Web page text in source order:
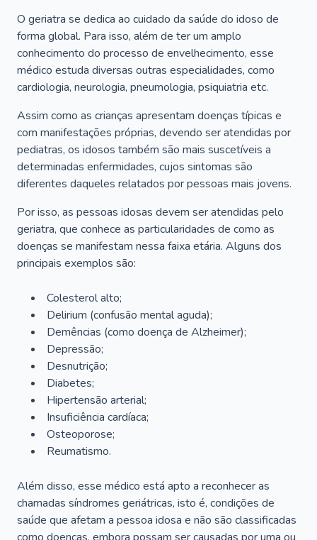
O geriatra se dedica ao cuidado da saúde do idoso de
forma global. Para isso, além de ter um amplo
conhecimento do processo de envelhecimento, esse
médico estuda diversas outras especialidades, como
cardiologia, neurologia, pneumologia, psiquiatria etc.
Assim como as crianças apresentam doenças típicas e
com manifestações próprias, devendo ser atendidas por
pediatras, os idosos também são mais suscetíveis a
determinadas enfermidades, cujos sintomas são
diferentes daqueles relatados por pessoas mais jovens.
Por isso, as pessoas idosas devem ser atendidas pelo
geriatra, que conhece as particularidades de como as
doenças se manifestam nessa faixa etária. Alguns dos
principais exemplos são:
Colesterol alto;
Delirium (confusão mental aguda);
Demências (como doença de Alzheimer);
Depressão;
Desnutrição;
Diabetes;
Hipertensão arterial;
Insuficiência cardíaca;
Osteoporose;
Reumatismo.
Além disso, esse médico está apto a reconhecer as
chamadas síndromes geriátricas, isto é, condições de
saúde que afetam a pessoa idosa e não são classificadas